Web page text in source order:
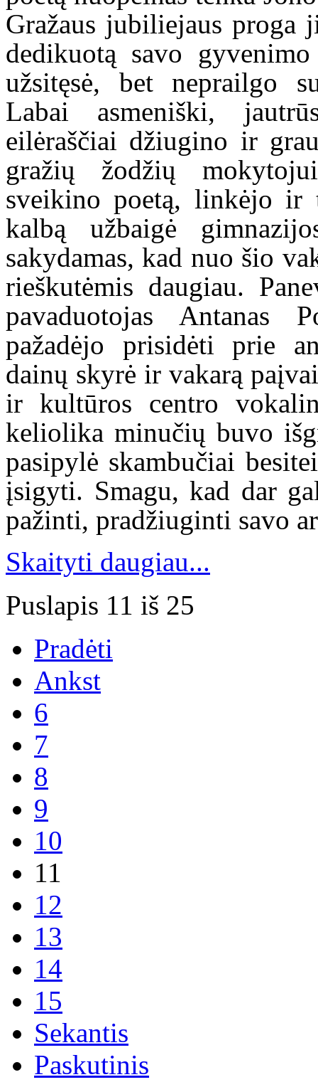
Gražaus jubiliejaus proga
dedikuotą savo
užsitęsė, bet neprailgo
Labai asmeniški,
eilėraščiai džiugino ir
gražių žodžių
sveikino poetą, linkėjo ir
kalbą užbaigė
sakydamas, kad nuo šio
rieškutėmis daugiau.
pavaduotojas Antanas
pažadėjo prisidėti prie
dainų skyrė ir vakarą
ir kultūros centro
keliolika minučių buvo
pasipylė skambučiai
įsigyti. Smagu, kad dar
pažinti, pradžiuginti savo
Skaityti daugiau...
Puslapis 11 iš 25
Pradėti
Ankst
6
7
8
9
10
11
12
13
14
15
Sekantis
Paskutinis